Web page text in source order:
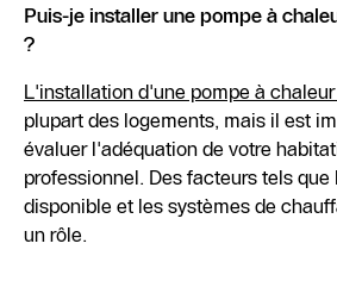
Puis-je installer une pompe à
?
L'installation d'une pompe à
plupart des logements, mais il est
évaluer l'adéquation de votre
professionnel. Des facteurs tels
disponible et les systèmes de
un rôle.